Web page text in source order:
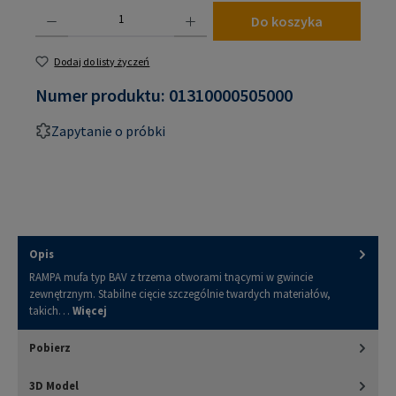
Do koszyka
Dodaj do listy życzeń
Numer produktu: 01310000505000
Zapytanie o próbki
Opis
RAMPA mufa typ BAV z trzema otworami tnącymi w gwincie
zewnętrznym. Stabilne cięcie szczególnie twardych materiałów,
takich… Więcej
Pobierz
3D Model